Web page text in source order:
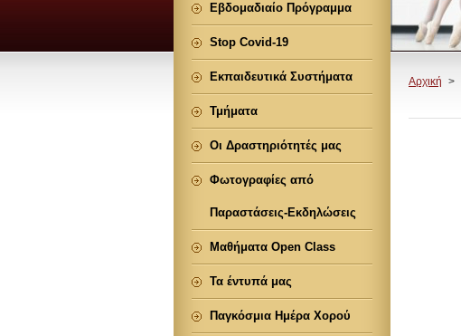
Αρχική >
Εβδομαδιαίο Πρόγραμμα
Stop Covid-19
Εκπαιδευτικά Συστήματα
Τμήματα
Οι Δραστηριότητές μας
Φωτογραφίες από
Παραστάσεις-Εκδηλώσεις
Μαθήματα Open Class
Τα έντυπά μας
Παγκόσμια Ημέρα Χορού